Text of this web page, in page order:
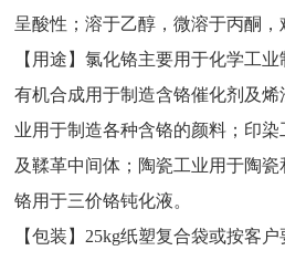
呈酸性；溶于乙醇，微溶于丙酮，
【用途】氯化铬主要用于化学工
有机合成用于制造含铬催化剂及
业用于制造各种含铬的颜料；印染
及鞣革中间体；陶瓷工业用于陶
铬用于三价铬钝化液。
【包装】25kg纸塑复合袋或按客户